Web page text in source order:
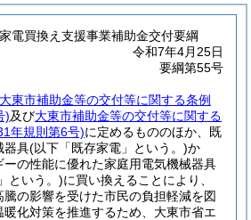
電買換え支援事業補助金交付要綱
令和7年4月25日
要綱第55号
大東市補助金等の交付等に関する条例
)及び大東市補助金等の交付等に関する
年規則第6号)に定めるもののほか、既
器具(以下「既存家電」という。)か
ーの性能に優れた家庭用電気機械器具
という。)に買い換えることにより、
の影響を受けた市民の負担軽減を図
化対策を推進するため、大東市省エ